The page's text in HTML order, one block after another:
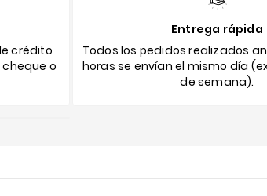
crédito
cheque o
Entrega rápida
Todos los pedidos realizados
horas se envían el mismo día
de semana).